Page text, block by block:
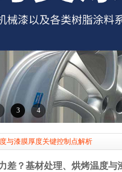
3 4
与漆膜厚度关键控制点解析
差？基材处理、烘烤温度与